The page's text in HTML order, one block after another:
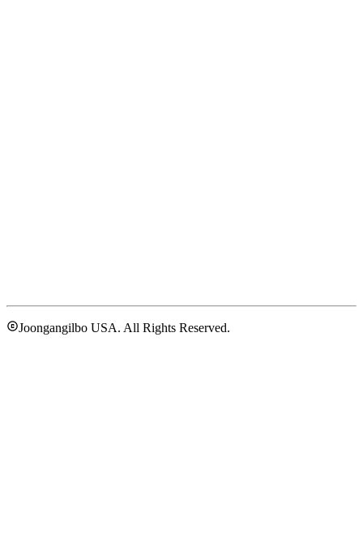
Joongangilbo USA. All Rights Reserved.